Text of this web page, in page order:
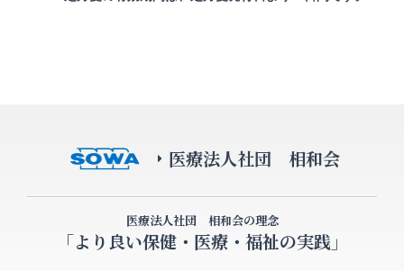
医療法人社団 相和会
医療法人社団 相和会の理念
「より良い保健・医療・福祉の実践」